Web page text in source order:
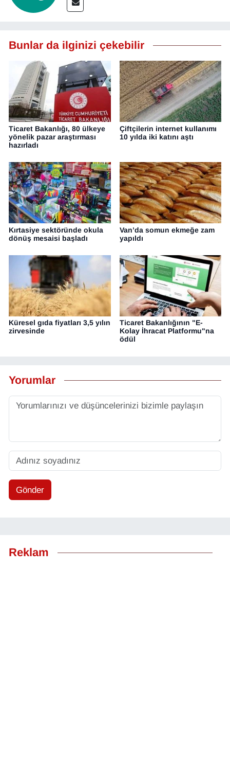
Bunlar da ilginizi çekebilir
Ticaret Bakanlığı, 80 ülkeye
yönelik pazar araştırması
hazırladı
Çiftçilerin internet kullanımı
10 yılda iki katını aştı
Kırtasiye sektöründe okula
dönüş mesaisi başladı
Van’da somun ekmeğe zam
yapıldı
Küresel gıda fiyatları 3,5 yılın
zirvesinde
Ticaret Bakanlığının "E-
Kolay İhracat Platformu"na
ödül
Yorumlar
Gönder
Reklam